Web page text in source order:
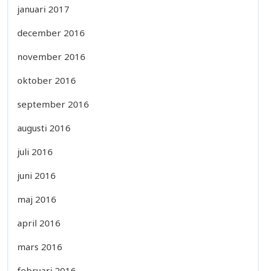
januari 2017
december 2016
november 2016
oktober 2016
september 2016
augusti 2016
juli 2016
juni 2016
maj 2016
april 2016
mars 2016